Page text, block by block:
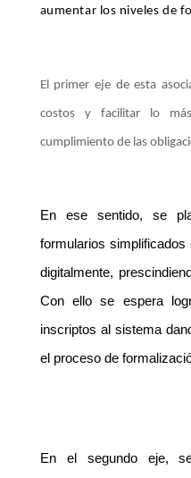
aumentar los niveles de
El primer eje de esta
costos y facilitar lo
cumplimiento de las
En ese sentido, se
formularios simplificados
digitalmente,
Con ello se espera
inscriptos al sistema
el proceso de
En el segundo eje,